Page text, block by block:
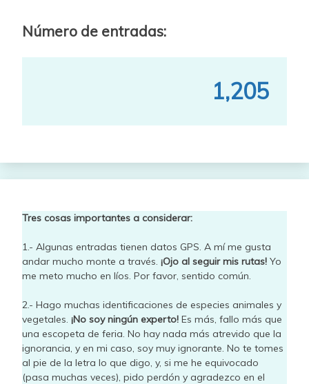
Número de entradas:
1,205
Tres cosas importantes a considerar:
1.- Algunas entradas tienen datos GPS. A mí me gusta
andar mucho monte a través. ¡Ojo al seguir mis rutas! Yo
me meto mucho en líos. Por favor, sentido común.
2.- Hago muchas identificaciones de especies animales y
vegetales. ¡No soy ningún experto! Es más, fallo más que
una escopeta de feria. No hay nada más atrevido que la
ignorancia, y en mi caso, soy muy ignorante. No te tomes
al pie de la letra lo que digo, y, si me he equivocado
(pasa muchas veces), pido perdón y agradezco en el